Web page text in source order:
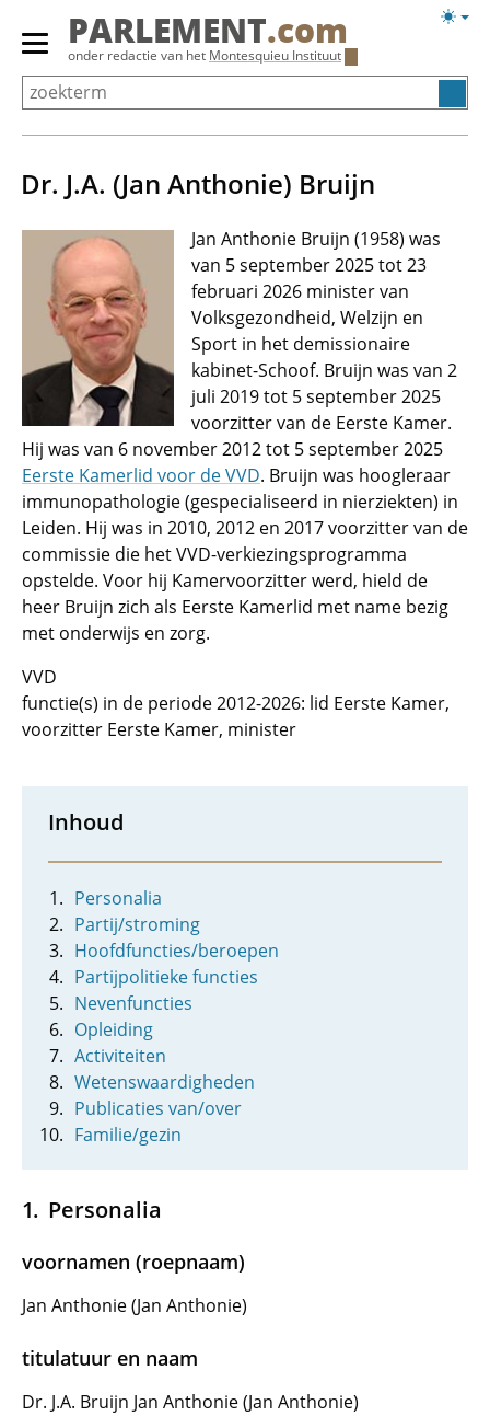
Overslaan
Primair
menu
tonen/verbergen
PARLEMENT.com
onder redactie van het Montesquieu Instituut
Dr. J.A. (Jan Anthonie) Bruijn
Jan Anthonie Bruijn (1958) was
van 5 september 2025 tot 23
februari 2026 minister van
Volksgezondheid, Welzijn en
Sport in het demissionaire
kabinet-Schoof. Bruijn was van 2
juli 2019 tot 5 september 2025
voorzitter van de Eerste Kamer.
Hij was van 6 november 2012 tot 5 september 2025
Eerste Kamerlid voor de VVD. Bruijn was hoogleraar
immunopathologie (gespecialiseerd in nierziekten) in
Leiden. Hij was in 2010, 2012 en 2017 voorzitter van de
commissie die het VVD-verkiezingsprogramma
opstelde. Voor hij Kamervoorzitter werd, hield de
heer Bruijn zich als Eerste Kamerlid met name bezig
met onderwijs en zorg.
VVD
functie(s) in de periode 2012-2026: lid Eerste Kamer,
voorzitter Eerste Kamer, minister
Inhoud
Personalia
Partij/stroming
Hoofdfuncties/beroepen
Partijpolitieke functies
Nevenfuncties
Opleiding
Activiteiten
Wetenswaardigheden
Publicaties van/over
Familie/gezin
Personalia
voornamen (roepnaam)
Jan Anthonie (Jan Anthonie)
titulatuur en naam
Dr. J.A. Bruijn Jan Anthonie (Jan Anthonie)